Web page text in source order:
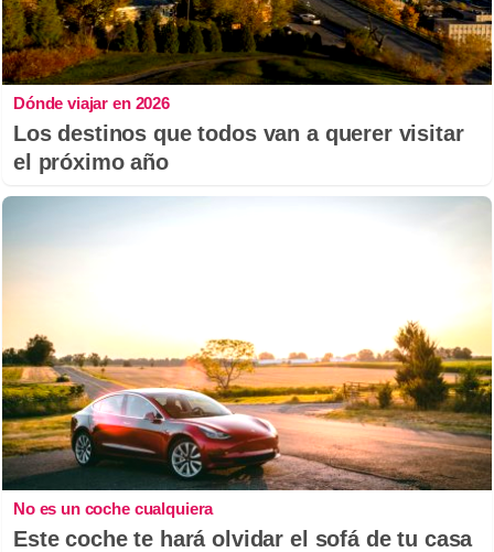
Dónde viajar en 2026
Los destinos que todos van a querer visitar
el próximo año
No es un coche cualquiera
Este coche te hará olvidar el sofá de tu casa